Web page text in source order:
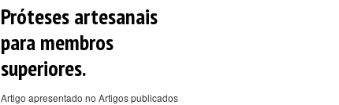
Próteses artesanais
para membros
superiores.
Artigo apresentado no Artigos publicados